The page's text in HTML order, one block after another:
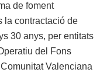
de foment
la contractació de
30 anys, per entitats
del Fons
Valenciana